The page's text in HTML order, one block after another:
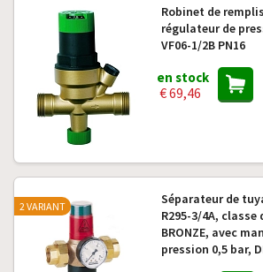
Robinet de
régulateur de
VF06-1/2B PN16
en stock
€ 69,46
Séparateur de
R295-3/4A, classe
BRONZE, avec
pression 0,5 bar,
2 VARIANT